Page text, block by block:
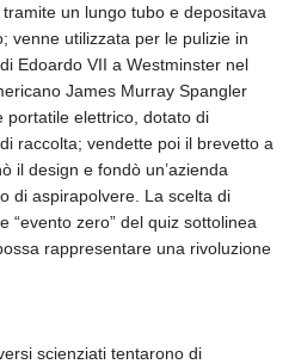
un lungo tubo e depositava
venne utilizzata per le pulizie in
Edoardo VII a Westminster nel
James Murray Spangler
portatile elettrico, dotato di
raccolta; vendette poi il brevetto a
il design e fondò un’azienda
di aspirapolvere. La scelta di
“evento zero” del quiz sottolinea
rappresentare una rivoluzione
scienziati tentarono di